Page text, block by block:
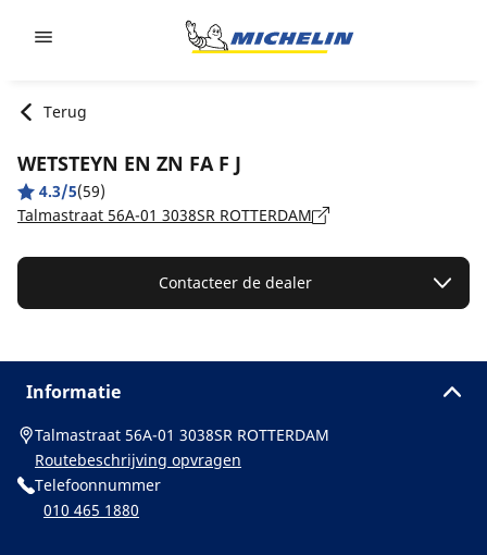
Terug
WETSTEYN EN ZN FA F J
4.3/5(59)
Talmastraat 56A-01 3038SR ROTTERDAM
Contacteer de dealer
Informatie
Talmastraat 56A-01 3038SR ROTTERDAM
Routebeschrijving opvragen
Telefoonnummer
010 465 1880